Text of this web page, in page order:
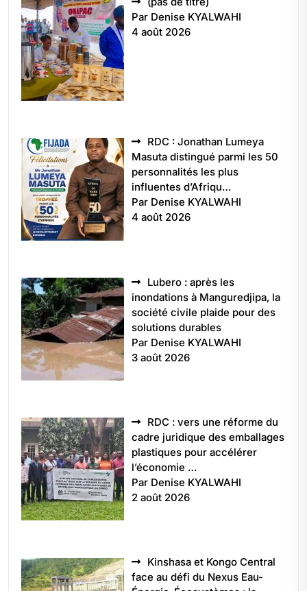
5496
Par Denise KYALWAHI
4 août 2026
RDC : Jonathan Lumeya
Masuta distingué parmi les 50
personnalités les plus
influentes d’Afriqu…
Par Denise KYALWAHI
4 août 2026
Lubero : après les
inondations à Manguredjipa, la
société civile plaide pour des
solutions durables
Par Denise KYALWAHI
3 août 2026
RDC : vers une réforme du
cadre juridique des emballages
plastiques pour accélérer
l’économie …
Par Denise KYALWAHI
2 août 2026
Kinshasa et Kongo Central
face au défi du Nexus Eau-